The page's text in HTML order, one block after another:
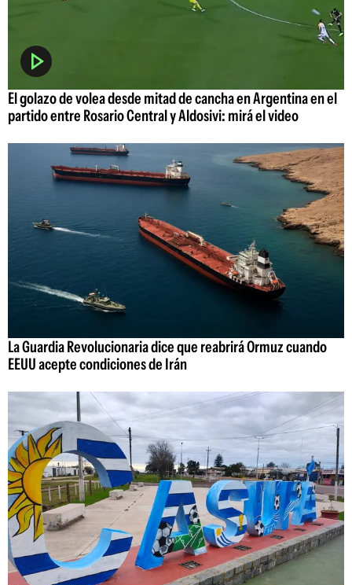
El golazo de volea desde mitad de cancha en Argentina en el
partido entre Rosario Central y Aldosivi: mirá el video
La Guardia Revolucionaria dice que reabrirá Ormuz cuando
EEUU acepte condiciones de Irán